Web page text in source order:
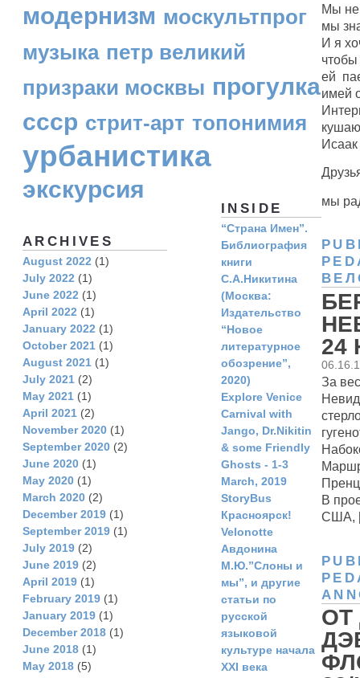
Мы
мы
И я
ей
имей
мы
24
За
В
США,
ОТ
модернизм москультпрог
музыка петр великий
призраки москвы прогулка
ссср стрит-арт топонимия
урбанистика
экскурсия
INSIDE
“Страна Имен”.
Библиография
книги
С.А.Никитина
(Москва:
Издательство
“Новое
литературное
обозрение”,
2020)
Explore Venice
Carnival with
Jango, Dr.Nikitin
& some Friendly
Ghosts - 1-3
March, 2019
StoryBus
Красноярск!
Velonotte
Авдонина
М.Ю.”Слоны и
мы”, и другие
статьи по
русской
языковой
культуре начала
ХХI века
ARCHIVES
August 2022 (1)
July 2022 (1)
June 2022 (1)
April 2022 (1)
January 2022 (1)
October 2021 (1)
August 2021 (1)
July 2021 (2)
May 2021 (1)
April 2021 (2)
November 2020 (1)
September 2020 (2)
June 2020 (1)
May 2020 (1)
March 2020 (2)
December 2019 (1)
September 2019 (1)
July 2019 (2)
June 2019 (2)
April 2019 (1)
February 2019 (1)
January 2019 (1)
December 2018 (1)
June 2018 (1)
May 2018 (5)